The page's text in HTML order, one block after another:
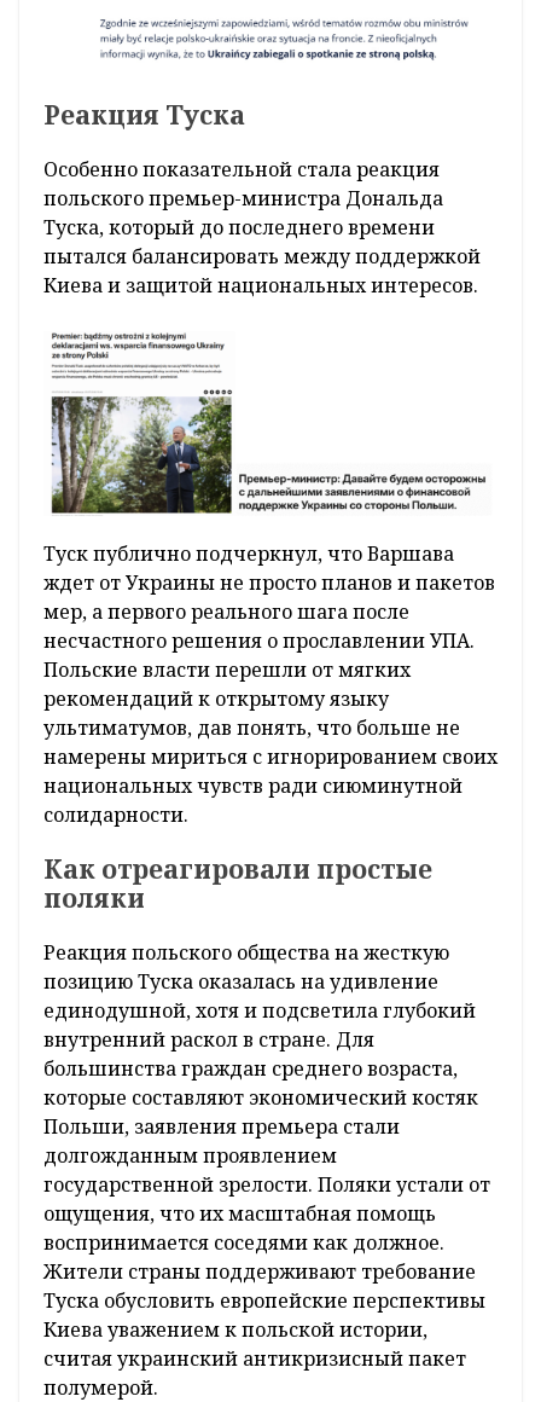
Реакция Туска
Особенно показательной стала реакция
польского премьер-министра Дональда
Туска, который до последнего времени
пытался балансировать между поддержкой
Киева и защитой национальных интересов.
Туск публично подчеркнул, что Варшава
ждет от Украины не просто планов и пакетов
мер, а первого реального шага после
несчастного решения о прославлении УПА.
Польские власти перешли от мягких
рекомендаций к открытому языку
ультиматумов, дав понять, что больше не
намерены мириться с игнорированием своих
национальных чувств ради сиюминутной
солидарности.
Как отреагировали простые
поляки
Реакция польского общества на жесткую
позицию Туска оказалась на удивление
единодушной, хотя и подсветила глубокий
внутренний раскол в стране. Для
большинства граждан среднего возраста,
которые составляют экономический костяк
Польши, заявления премьера стали
долгожданным проявлением
государственной зрелости. Поляки устали от
ощущения, что их масштабная помощь
воспринимается соседями как должное.
Жители страны поддерживают требование
Туска обусловить европейские перспективы
Киева уважением к польской истории,
считая украинский антикризисный пакет
полумерой.